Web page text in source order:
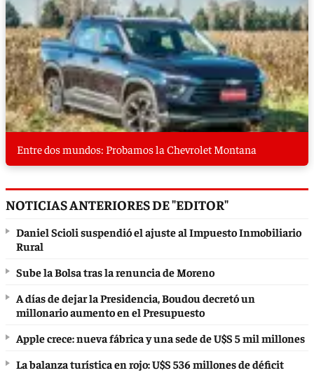
Entre dos mundos: Probamos la Chevrolet Montana
NOTICIAS ANTERIORES DE "EDITOR"
Daniel Scioli suspendió el ajuste al Impuesto Inmobiliario
Rural
Sube la Bolsa tras la renuncia de Moreno
A días de dejar la Presidencia, Boudou decretó un
millonario aumento en el Presupuesto
Apple crece: nueva fábrica y una sede de U$S 5 mil millones
La balanza turística en rojo: U$S 536 millones de déficit